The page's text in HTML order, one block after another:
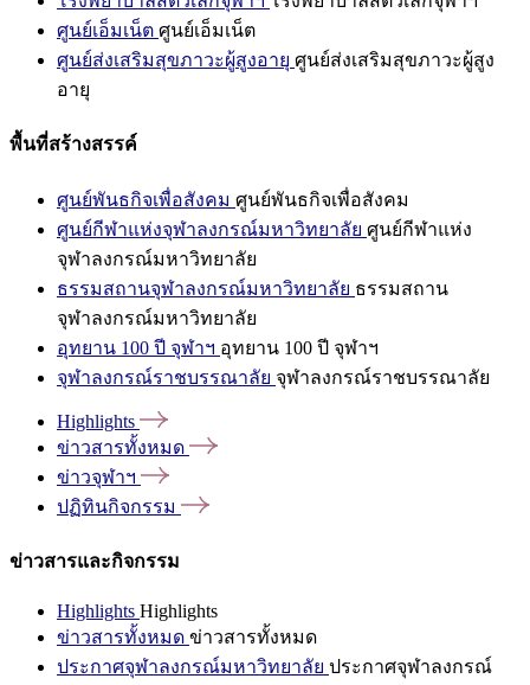
ศูนย์เอ็มเน็ต ศูนย์เอ็มเน็ต
ศูนย์ส่งเสริมสุขภาวะผู้สูงอายุ ศูนย์ส่งเสริมสุขภาวะผู้สูง
อายุ
พื้นที่สร้างสรรค์
ศูนย์พันธกิจเพื่อสังคม ศูนย์พันธกิจเพื่อสังคม
ศูนย์กีฬาแห่งจุฬาลงกรณ์มหาวิทยาลัย ศูนย์กีฬาแห่ง
จุฬาลงกรณ์มหาวิทยาลัย
ธรรมสถานจุฬาลงกรณ์มหาวิทยาลัย ธรรมสถาน
จุฬาลงกรณ์มหาวิทยาลัย
อุทยาน 100 ปี จุฬาฯ อุทยาน 100 ปี จุฬาฯ
จุฬาลงกรณ์ราชบรรณาลัย จุฬาลงกรณ์ราชบรรณาลัย
Highlights
ข่าวสารทั้งหมด
ข่าวจุฬาฯ
ปฏิทินกิจกรรม
ข่าวสารและกิจกรรม
Highlights Highlights
ข่าวสารทั้งหมด ข่าวสารทั้งหมด
ประกาศจุฬาลงกรณ์มหาวิทยาลัย ประกาศจุฬาลงกรณ์